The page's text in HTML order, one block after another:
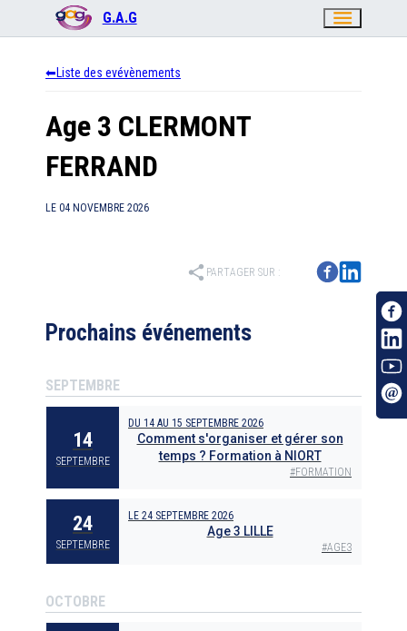
G.A.G menu
Liste des evévènements
Age 3 CLERMONT
FERRAND
LE 04 NOVEMBRE 2026
share PARTAGER SUR :
Prochains événements
SEPTEMBRE
14
SEPTEMBRE
DU 14 AU 15 SEPTEMBRE 2026
Comment s'organiser et gérer son
temps ? Formation à NIORT
#FORMATION
24
SEPTEMBRE
LE 24 SEPTEMBRE 2026
Age 3 LILLE
#AGE3
OCTOBRE